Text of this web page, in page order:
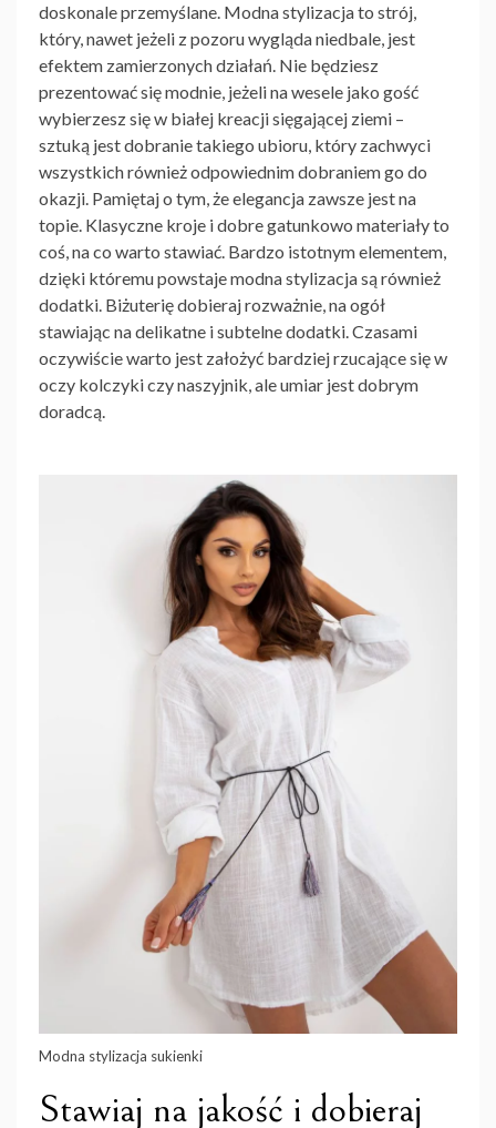
doskonale przemyślane. Modna stylizacjato strój,
który, nawet jeżeli z pozoru wygląda niedbale, jest
efektem zamierzonych działań. Nie będziesz
prezentować się modnie, jeżeli na wesele jako gość
wybierzesz się w białej kreacji sięgającej ziemi –
sztuką jest dobranie takiego ubioru, który zachwyci
wszystkich również odpowiednim dobraniem go do
okazji. Pamiętaj o tym, że elegancja zawsze jest na
topie. Klasyczne kroje i dobre gatunkowo materiały to
coś, na co warto stawiać. Bardzo istotnym elementem,
dzięki któremu powstajemodna stylizacjasą również
dodatki. Biżuterię dobieraj rozważnie, na ogół
stawiając na delikatne i subtelne dodatki. Czasami
oczywiście warto jest założyć bardziej rzucające się w
oczy kolczyki czy naszyjnik, ale umiar jest dobrym
doradcą.
Modna stylizacja sukienki
Stawiaj na jakość i dobieraj